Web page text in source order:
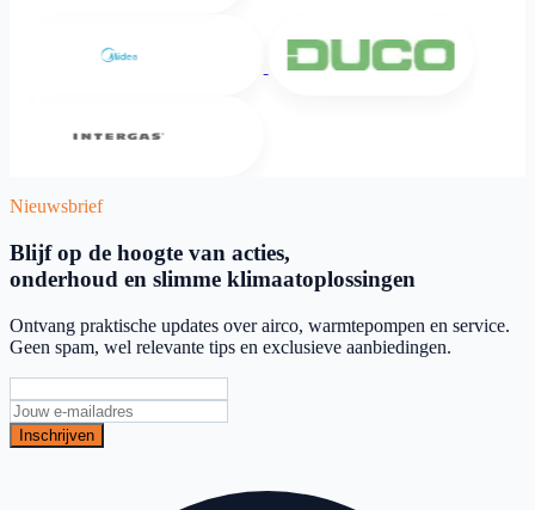
Nieuwsbrief
Blijf op de hoogte van acties,
onderhoud en slimme klimaatoplossingen
Ontvang praktische updates over airco, warmtepompen en service.
Geen spam, wel relevante tips en exclusieve aanbiedingen.
Inschrijven